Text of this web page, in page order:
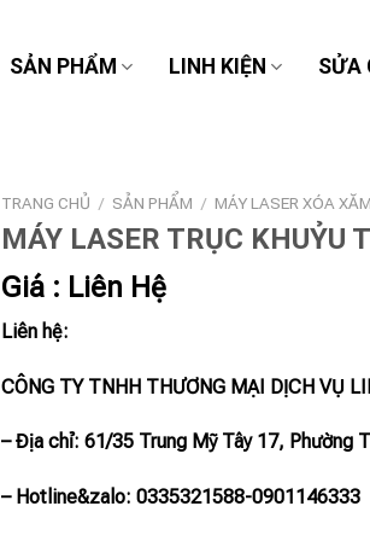
SẢN PHẨM LINH KIỆN SỬA
TRANG CHỦ / SẢN PHẨM / MÁY LASER XÓA
MÁY LASER TRỤC KHUỶU
Giá : Liên Hệ
Liên hệ:
CÔNG TY TNHH THƯƠNG MẠI DỊCH VỤ
– Địa chỉ: 61/35 Trung Mỹ Tây 17, Phường
– Hotline&zalo: 0335321588-0901146333